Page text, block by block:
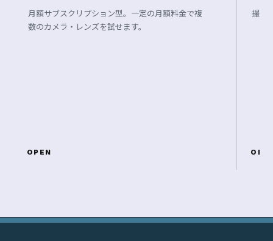
月額サブスクリプション型。一定の月額料金で複
数のカメラ・レンズを試せます。
OPEN
撮影